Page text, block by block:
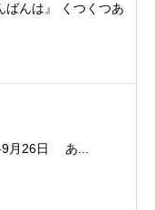
ばんは』 くつくつあ
9月26日 あ...